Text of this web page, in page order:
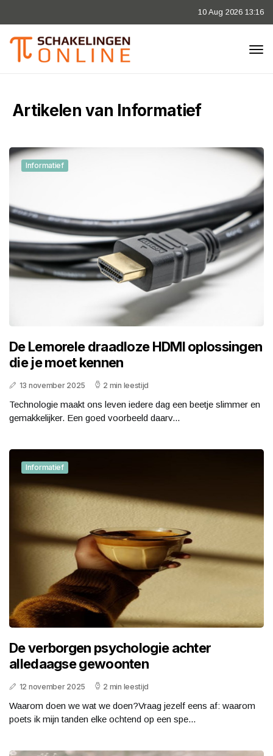
10 Aug 2026 13:16
Artikelen van Informatief
Informatief
De Lemorele draadloze HDMI oplossingen
die je moet kennen
13 november 2025 2 min leestijd
Technologie maakt ons leven iedere dag een beetje slimmer en
gemakkelijker. Een goed voorbeeld daarv...
Informatief
De verborgen psychologie achter
alledaagse gewoonten
12 november 2025 2 min leestijd
Waarom doen we wat we doen?Vraag jezelf eens af: waarom
poets ik mijn tanden elke ochtend op een spe...